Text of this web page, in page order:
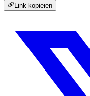
Link kopieren